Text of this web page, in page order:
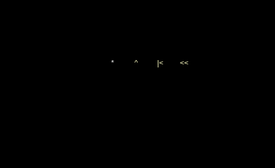
* ^ |< <<